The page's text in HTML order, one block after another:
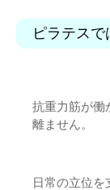
ピラテス
抗重力筋が働
離ません。
日常の立位を